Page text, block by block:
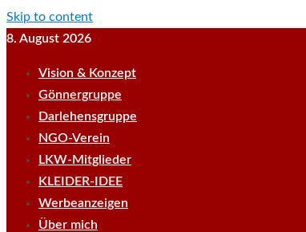
Skip to content
8. August 2026
Vision & Konzept
Gönnergruppe
Darlehensgruppe
NGO-Verein
LKW-Mitglieder
KLEIDER-IDEE
Werbeanzeigen
Über mich